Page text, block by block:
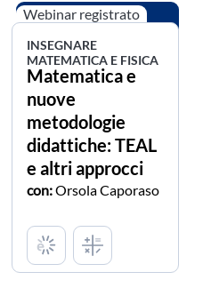
Webinar registrato
INSEGNARE
MATEMATICA E FISICA
Matematica e
nuove
metodologie
didattiche: TEAL
e altri approcci
con:Orsola Caporaso